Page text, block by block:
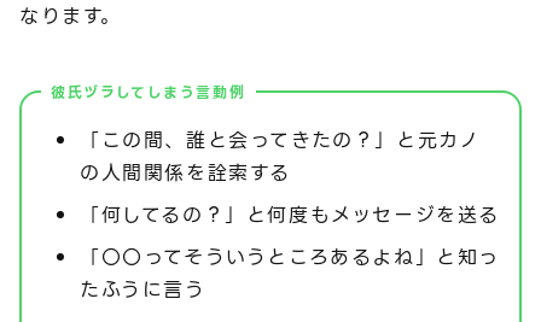
なります。
彼氏ヅラしてしまう言動例
「この間、誰と会ってきたの？」と元カノ
の人間関係を詮索する
「何してるの？」と何度もメッセージを送る
「〇〇ってそういうところあるよね」と知っ
たふうに言う